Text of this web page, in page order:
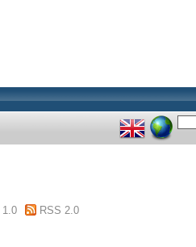
1.0 RSS 2.0